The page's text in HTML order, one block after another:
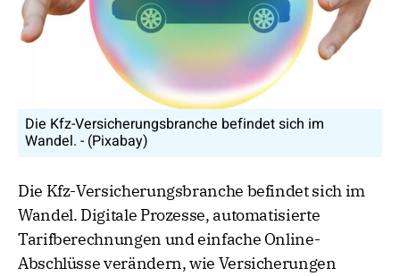
Die Kfz-Versicherungsbranche befindet sich im
Wandel. - (Pixabay)
Die Kfz-Versicherungsbranche befindet sich im
Wandel. Digitale Prozesse, automatisierte
Tarifberechnungen und einfache Online-
Abschlüsse verändern, wie Versicherungen